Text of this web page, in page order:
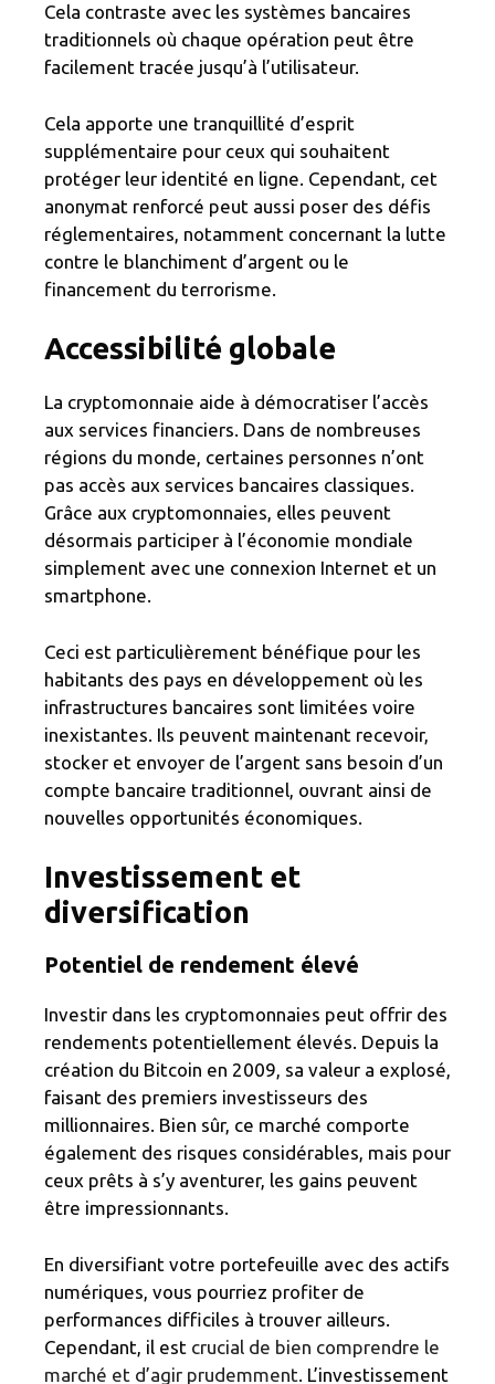
Cela contraste avec les systèmes bancaires
traditionnels où chaque opération peut être
facilement tracée jusqu’à l’utilisateur.
Cela apporte une tranquillité d’esprit
supplémentaire pour ceux qui souhaitent
protéger leur identité en ligne. Cependant, cet
anonymat renforcé peut aussi poser des défis
réglementaires, notamment concernant la lutte
contre le blanchiment d’argent ou le
financement du terrorisme.
Accessibilité globale
La cryptomonnaie aide à démocratiser l’accès
aux services financiers. Dans de nombreuses
régions du monde, certaines personnes n’ont
pas accès aux services bancaires classiques.
Grâce aux cryptomonnaies, elles peuvent
désormais participer à l’économie mondiale
simplement avec une connexion Internet et un
smartphone.
Ceci est particulièrement bénéfique pour les
habitants des pays en développement où les
infrastructures bancaires sont limitées voire
inexistantes. Ils peuvent maintenant recevoir,
stocker et envoyer de l’argent sans besoin d’un
compte bancaire traditionnel, ouvrant ainsi de
nouvelles opportunités économiques.
Investissement et
diversification
Potentiel de rendement élevé
Investir dans les cryptomonnaies peut offrir des
rendements potentiellement élevés. Depuis la
création du Bitcoin en 2009, sa valeur a explosé,
faisant des premiers investisseurs des
millionnaires. Bien sûr, ce marché comporte
également des risques considérables, mais pour
ceux prêts à s’y aventurer, les gains peuvent
être impressionnants.
En diversifiant votre portefeuille avec des actifs
numériques, vous pourriez profiter de
performances difficiles à trouver ailleurs.
Cependant, il est crucial de bien comprendre le
marché et d’agir prudemment . L’investissement